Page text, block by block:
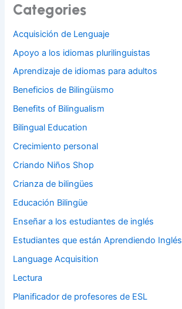
Categories
Acquisición de Lenguaje
Apoyo a los idiomas plurilinguistas
Aprendizaje de idiomas para adultos
Beneficios de Bilingüismo
Benefits of Bilingualism
Bilingual Education
Crecimiento personal
Criando Niños Shop
Crianza de bilingües
Educación Bilingüe
Enseñar a los estudiantes de inglés
Estudiantes que están Aprendiendo Inglés
Language Acquisition
Lectura
Planificador de profesores de ESL